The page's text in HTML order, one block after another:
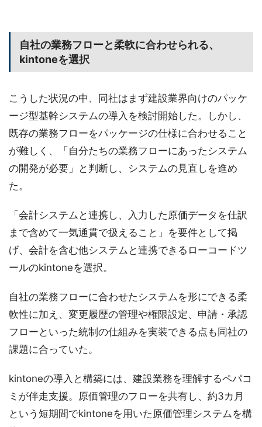
自社の業務フローと柔軟に合わせられる、
kintoneを選択
こうした状況の中、同社はまず建設業界向けのパッケ
ージ型基幹システムの導入を検討開始した。しかし、
既存の業務フローをパッケージの仕様に合わせること
が難しく、「自分たちの業務フローにあったシステム
の開発が必要」と判断し、システムの見直しを進め
た。
「会計システムと連携し、入力した原価データを仕訳
まで含めて一気通貫で扱えること」を要件として掲
げ、会計を含む他システムと連携できるローコードツ
ールのkintoneを選択。
自社の業務フローに合わせたシステムを形にできる柔
軟性に加え、変更履歴の管理や権限設定、申請・承認
フローといった統制の仕組みを実装できる点も同社の
課題に合っていた。
kintoneの導入と構築には、建設業務を理解するペパコ
ミが伴走支援。原価管理のフローを共有し、約3カ月
という短期間でkintoneを用いた原価管理システムを構